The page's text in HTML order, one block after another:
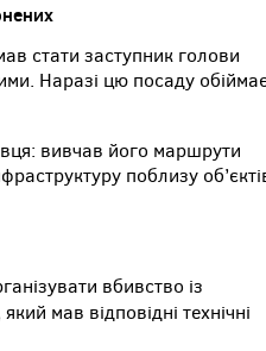
стати заступник голови
Наразі цю посаду
вивчав його маршрути
поблизу
вбивство із
мав відповідні технічні